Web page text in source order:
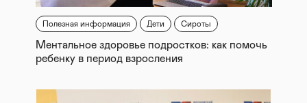
Полезная информация Дети Сироты
Ментальное здоровье подростков: как помочь
ребенку в период взросления